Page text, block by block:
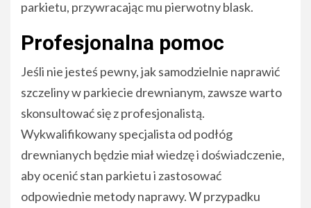
parkietu, przywracając mu pierwotny blask.
Profesjonalna pomoc
Jeśli nie jesteś pewny, jak samodzielnie naprawić
szczeliny w parkiecie drewnianym, zawsze warto
skonsultować się z profesjonalistą.
Wykwalifikowany specjalista od podłóg
drewnianych będzie miał wiedzę i doświadczenie,
aby ocenić stan parkietu i zastosować
odpowiednie metody naprawy. W przypadku